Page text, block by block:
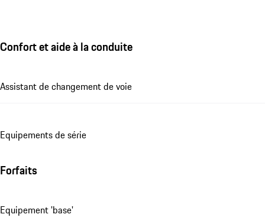
Confort et aide à la conduite
Assistant de changement de voie
Equipements de série
Forfaits
Equipement 'base'